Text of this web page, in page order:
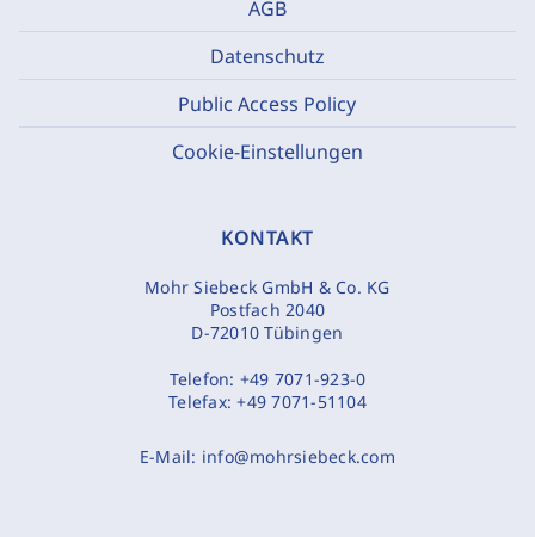
AGB
Datenschutz
Public Access Policy
Cookie-Einstellungen
KONTAKT
Mohr Siebeck GmbH & Co. KG
Postfach 2040
D-72010 Tübingen
Telefon: +49 7071-923-0
Telefax:+49 7071-51104
E-Mail: info@mohrsiebeck.com